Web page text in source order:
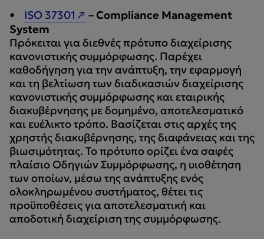
• ISO 37301 –Compliance Management
System
Πρόκειται για διεθνές πρότυπο διαχείρισης
κανονιστικής συμμόρφωσης. Παρέχει
καθοδήγηση για την ανάπτυξη, την εφαρμογή
και τη βελτίωση των διαδικασιών διαχείρισης
κανονιστικής συμμόρφωσης και εταιρικής
διακυβέρνησης με δομημένο, αποτελεσματικό
και ευέλικτο τρόπο. Βασίζεται στις αρχές της
χρηστής διακυβέρνησης, της διαφάνειας και της
βιωσιμότητας. Το πρότυπο ορίζει ένα σαφές
πλαίσιο Οδηγιών Συμμόρφωσης, η υιοθέτηση
των οποίων, μέσω της ανάπτυξης ενός
ολοκληρωμένου συστήματος, θέτει τις
προϋποθέσεις για αποτελεσματική και
αποδοτική διαχείριση της συμμόρφωσης.